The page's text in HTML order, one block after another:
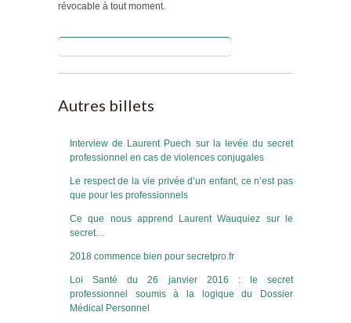
révocable à tout moment.
Autres billets
Interview de Laurent Puech sur la levée du secret
professionnel en cas de violences conjugales
Le respect de la vie privée d’un enfant, ce n’est pas
que pour les professionnels
Ce que nous apprend Laurent Wauquiez sur le
secret…
2018 commence bien pour secretpro.fr
Loi Santé du 26 janvier 2016 : le secret
professionnel soumis à la logique du Dossier
Médical Personnel